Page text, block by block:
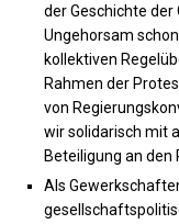
der Geschichte
Ungehorsam
kollektiven
Rahmen der
von
wir solidarisch mit
Beteiligung an
Als